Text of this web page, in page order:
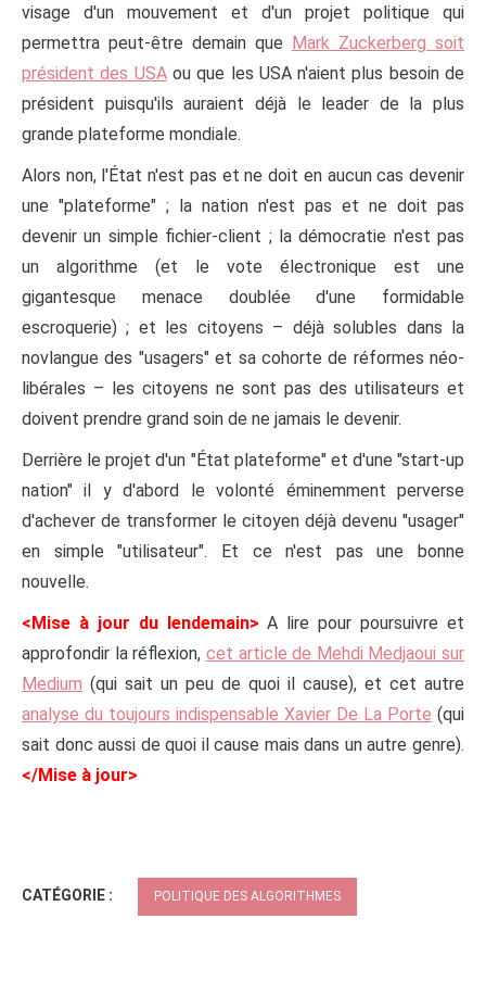
visage d'un mouvement et d'un projet politique qui
permettra peut-être demain que Mark Zuckerberg soit
président des USAou que les USA n'aient plus besoin de
président puisqu'ils auraient déjà le leader de la plus
grande plateforme mondiale.
Alors non, l'État n'est pas et ne doit en aucun cas devenir
une "plateforme" ; la nation n'est pas et ne doit pas
devenir un simple fichier-client ; la démocratie n'est pas
un algorithme (et le vote électronique est une
gigantesque menace doublée d'une formidable
escroquerie) ; et les citoyens – déjà solubles dans la
novlangue des "usagers" et sa cohorte de réformes néo-
libérales – les citoyens ne sont pas des utilisateurs et
doivent prendre grand soin de ne jamais le devenir.
Derrière le projet d'un "État plateforme" et d'une "start-up
nation" il y d'abord le volonté éminemment perverse
d'achever de transformer le citoyen déjà devenu "usager"
en simple "utilisateur". Et ce n'est pas une bonne
nouvelle.
<Mise à jour du lendemain> A lire pour poursuivre et
approfondir la réflexion, cet article de Mehdi Medjaoui sur
Medium (qui sait un peu de quoi il cause), et cet autre
analyse du toujours indispensable Xavier De La Porte (qui
sait donc aussi de quoi il cause mais dans un autre genre).
</Mise à jour>
CATÉGORIE : POLITIQUE DES ALGORITHMES